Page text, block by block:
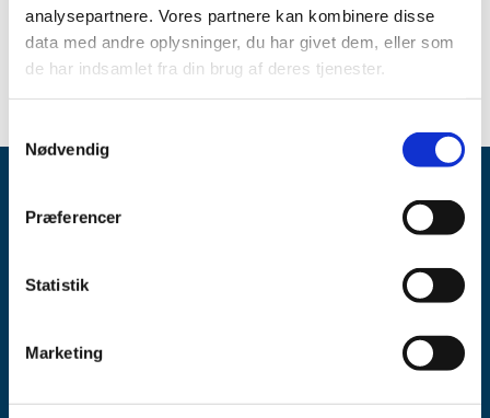
analysepartnere. Vores partnere kan kombinere disse
data med andre oplysninger, du har givet dem, eller som
de har indsamlet fra din brug af deres tjenester.
Nødvendig
Præferencer
Statistik
Marketing
Spørgsmål om aktuel status skal stilles til virksomheden.
Axel Heides Gade 1
Email:dkma@dkma.dk